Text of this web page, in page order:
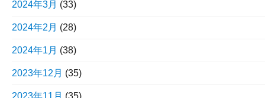
2024年3月 (33)
2024年2月 (28)
2024年1月 (38)
2023年12月 (35)
2023年11月 (35)